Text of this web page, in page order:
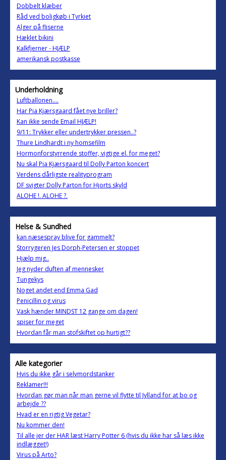
Dobbelt klæber
Råd ved boligkøb i Tyrkiet
Alger på fliserne
Hæklet bikini
Kalkfjerner - HJÆLP
amerikansk postkasse
Underholdning
Luftballonen....
Har Pia Kjærsgaard fået nye briller?
Kan ikke sende Email HJÆLP!
9/11: Trykker eller undertrykker pressen..?
Thure Lindhardt i ny homsefilm
Hormonforstyrrende stoffer, vigtige el. for meget?
Nu skal Pia Kjærsgaard til Dolly Parton koncert
Verdens dårligste realityprogram
DF svigter Dolly Parton for Hjorts skyld
ALOHE !. ALOHE ?.
Helse & Sundhed
kan næsespray blive for gammelt?
Storrygeren Jes Dorph-Petersen er stoppet
Hjælp mig..
Jeg nyder duften af mennesker
Tungekys
Noget andet end Emma Gad
Penicillin og virus
Vask hænder MINDST 12 gange om dagen!
spiser for meget
Hvordan får man stofskiftet op hurtigt??
Alle kategorier
Hvis du ikke går i selvmordstanker
Reklamer!!!
Hvordan gør man når man gerne vil flytte til Jylland for at bo og
arbejde ??
Hvad er en rigtig Vegetar?
Nu kommer den!
Til alle jer der HAR læst Harry Potter 6 (hvis du ikke har så læs ikke
indlægget!)
Virus på Arto?